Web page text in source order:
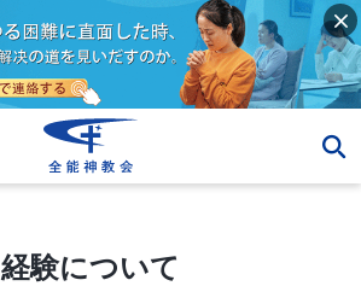
経験について